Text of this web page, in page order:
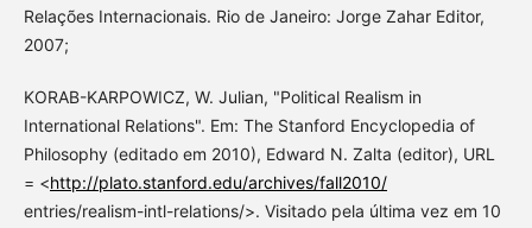
Relações Internacionais. Rio de Janeiro: Jorge Zahar Editor,
2007;
KORAB-KARPOWICZ, W. Julian, "Political Realism in
International Relations". Em: The Stanford Encyclopedia of
Philosophy (editado em 2010), Edward N. Zalta (editor), URL
= <http://plato.stanford.edu/archives/fall2010/
entries/realism-intl-relations/>. Visitado pela última vez em 10